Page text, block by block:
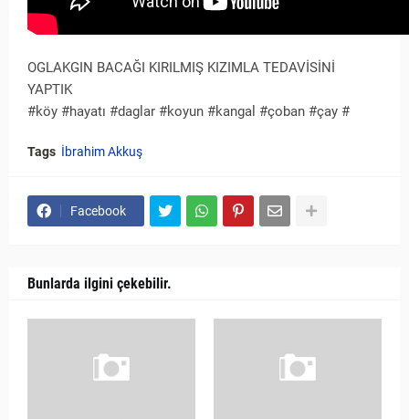
OGLAKGIN BACAĞI KIRILMIŞ KIZIMLA TEDAVİSİNİ
YAPTIK
#köy #hayatı #daglar #koyun #kangal #çoban #çay #
Tags İbrahim Akkuş
Facebook
Bunlarda ilgini çekebilir.